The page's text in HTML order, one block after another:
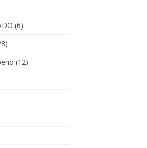
(6)
(12)